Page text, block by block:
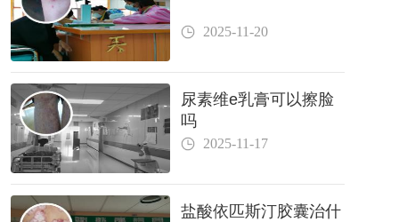
2025-11-20
尿素维e乳膏可以擦脸
吗
2025-11-17
盐酸依匹斯汀胶囊治什